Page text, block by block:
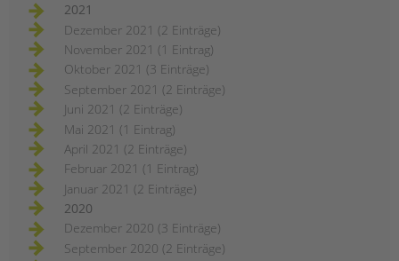
2021
Dezember 2021 (2 Einträge)
November 2021 (1 Eintrag)
Oktober 2021 (3 Einträge)
September 2021 (2 Einträge)
Juni 2021 (2 Einträge)
Mai 2021 (1 Eintrag)
April 2021 (2 Einträge)
Februar 2021 (1 Eintrag)
Januar 2021 (2 Einträge)
2020
Dezember 2020 (3 Einträge)
September 2020 (2 Einträge)